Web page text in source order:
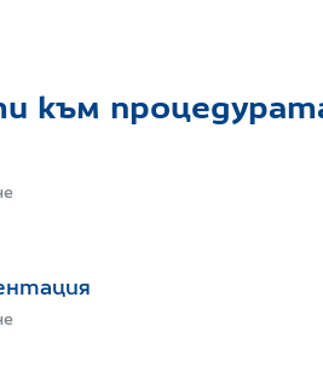
към